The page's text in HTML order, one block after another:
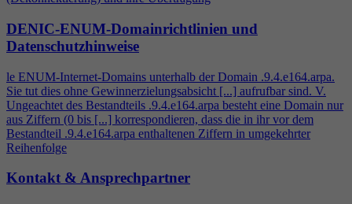
DENIC-ENUM-Domainrichtlinien und
Datenschutzhinweise
le ENUM-Internet-Domains unterhalb der Domain .9.4.e164.arpa.
Sie tut dies ohne Gewinnerzielungsabsicht [...] aufrufbar sind. V.
Ungeachtet des Bestandteils .9.4.e164.arpa besteht eine Domain nur
aus Ziffern (0 bis [...] korrespondieren, dass die in ihr vor dem
Bestandteil .9.4.e164.arpa enthaltenen Ziffern in umgekehrter
Reihenfolge
Kontakt & Ansprechpartner